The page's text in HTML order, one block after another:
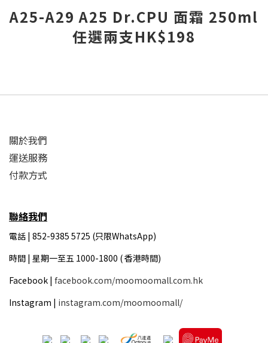
A25-A29 A25 Dr.CPU 面霜 250ml
任選兩支HK$198
關於我們
運送服務
付款方式
聯絡我們
電話 | 852-9385 5725 (只限WhatsApp)
時間 | 星期一至五 1000-1800 ( 香港時間)
Facebook | facebook.com/moomoomall.com.hk
Instagram | instagram.com/moomoomall/